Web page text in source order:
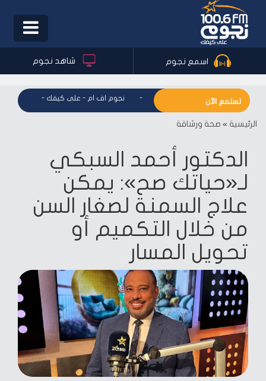
Toggle
اسمع نجوم شاهد نجوم
تستمع الآننجوم اف ام - على كيفك - نجوم اف ام - على كيفك نجوم اف
الرئيسية » صحة ورشاقة
الدكتور أحمد السبكي
لـ«حياتك صح»: يمكن
علاج السمنة لصغار السن
من خلال التكميم أو
تحويل المسار